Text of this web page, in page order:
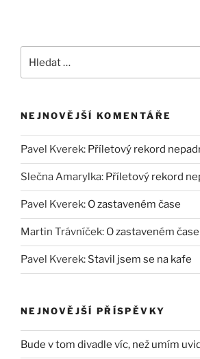
NEJNOVĚJŠÍ KOMENTÁŘE
Pavel Kverek: Příletový rekord
Slečna Amarylka: Příletový rekord
Pavel Kverek: O zastaveném čase
Martin Trávníček: O zastaveném čase
Pavel Kverek: Stavil jsem se na kafe
NEJNOVĚJŠÍ PŘÍSPĚVKY
Bude v tom divadle víc, než umím